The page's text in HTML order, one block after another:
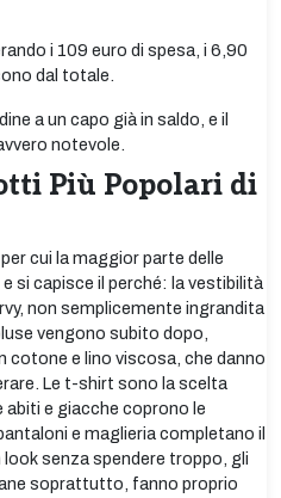
i 109 euro di spesa, i 6,90
dal totale.
a un capo già in saldo, e il
notevole.
Più Popolari di
cui la maggior parte delle
si capisce il perché: la vestibilità
non semplicemente ingrandita
vengono subito dopo,
e lino viscosa, che danno
Le t-shirt sono la scelta
e giacche coprono le
e maglieria completano il
look senza spendere troppo, gli
soprattutto, fanno proprio